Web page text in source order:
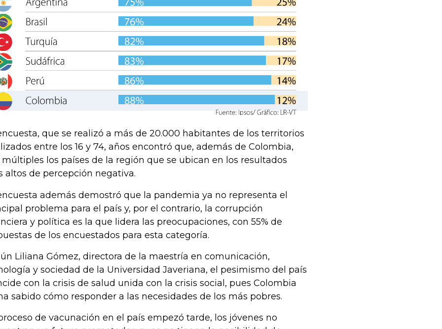
que se realizó a más de 20.000 habitantes de los territorios
entre los 16 y 74, años encontró que, además de Colombia,
múltiples los países de la región que se ubican en los resultados
altos de percepción negativa.
además demostró que la pandemia ya no representa el
problema para el país y, por el contrario, la corrupción
y política es la que lidera las preocupaciones, con 55% de
de los encuestados para esta categoría.
Liliana Gómez, directora de la maestría en comunicación,
y sociedad de la Universidad Javeriana, el pesimismo del país
con la crisis de salud unida con la crisis social, pues Colombia
sabido cómo responder a las necesidades de los más pobres.
de vacunación en el país empezó tarde, los jóvenes no